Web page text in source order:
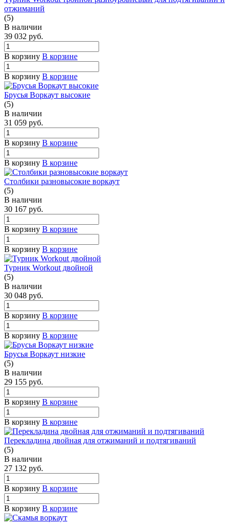
отжиманий
(5)
В наличии
39 032 руб.
В корзину В корзине
В корзину В корзине
Брусья Воркаут высокие
(5)
В наличии
31 059 руб.
В корзину В корзине
В корзину В корзине
Столбики разновысокие воркаут
(5)
В наличии
30 167 руб.
В корзину В корзине
В корзину В корзине
Турник Workout двойной
(5)
В наличии
30 048 руб.
В корзину В корзине
В корзину В корзине
Брусья Воркаут низкие
(5)
В наличии
29 155 руб.
В корзину В корзине
В корзину В корзине
Перекладина двойная для отжиманий и подтягиваний
(5)
В наличии
27 132 руб.
В корзину В корзине
В корзину В корзине